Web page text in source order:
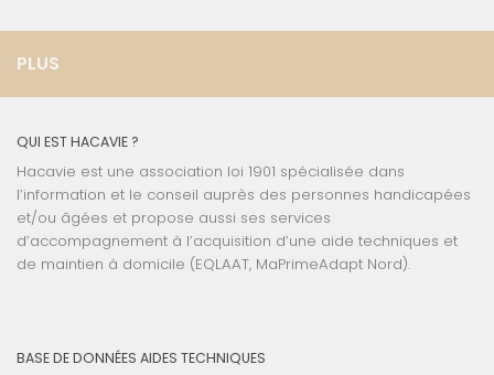
PLUS
QUI EST HACAVIE ?
Hacavie est une association loi 1901 spécialisée dans
l’information et le conseil auprès des personnes handicapées
et/ou âgées et propose aussi ses services
d’accompagnement à l’acquisition d’une aide techniques et
de maintien à domicile (EQLAAT, MaPrimeAdapt Nord).
BASE DE DONNÉES AIDES TECHNIQUES